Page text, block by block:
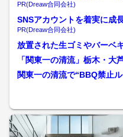
PR(Dreaw合同会社)
SNSアカウントを着実に成
PR(Dreaw合同会社)
放置された生ゴミやバーベ
ー違反」相次ぐ 「日本語...
「関東一の清流」栃木・
ーベキュー”や大音量の音...
関東一の清流で“BBQ禁止